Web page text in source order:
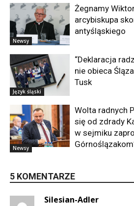
Newsy
Żegnamy
arcybiskupa
antyśląskiego
Język śląski
“Deklaracja
nie obieca
Tusk
Newsy
Wolta radnych
się od zdrady
w sejmiku
5 KOMENTARZE
Silesian-Adler